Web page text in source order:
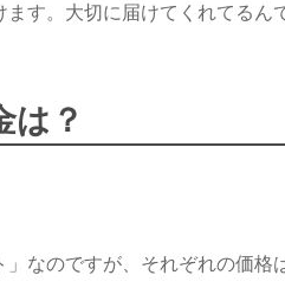
す。大切に届けてくれてるん
は？
なのですが、それぞれの価格